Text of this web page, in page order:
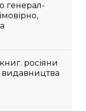
генерал-
росіяни